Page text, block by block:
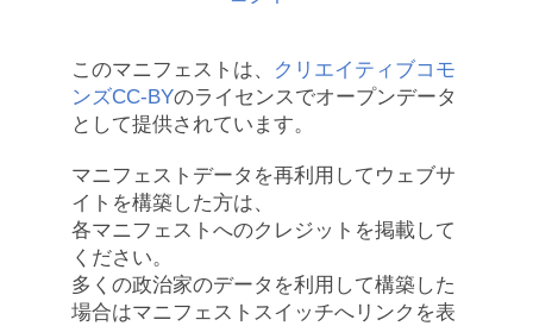
このマニフェストは、
クリエイティブコモ
ンズCC-BYのライセンスでオープンデータ
として提供されています。
マニフェストデータを再利用してウェブサ
イトを構築した方は、
各マニフェストへのクレジットを掲載して
ください。
多くの政治家のデータを利用して構築した
場合はマニフェストスイッチへリンクを表